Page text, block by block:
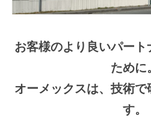
お客様のより良いパー
ために
オーメックスは、技術で
す。